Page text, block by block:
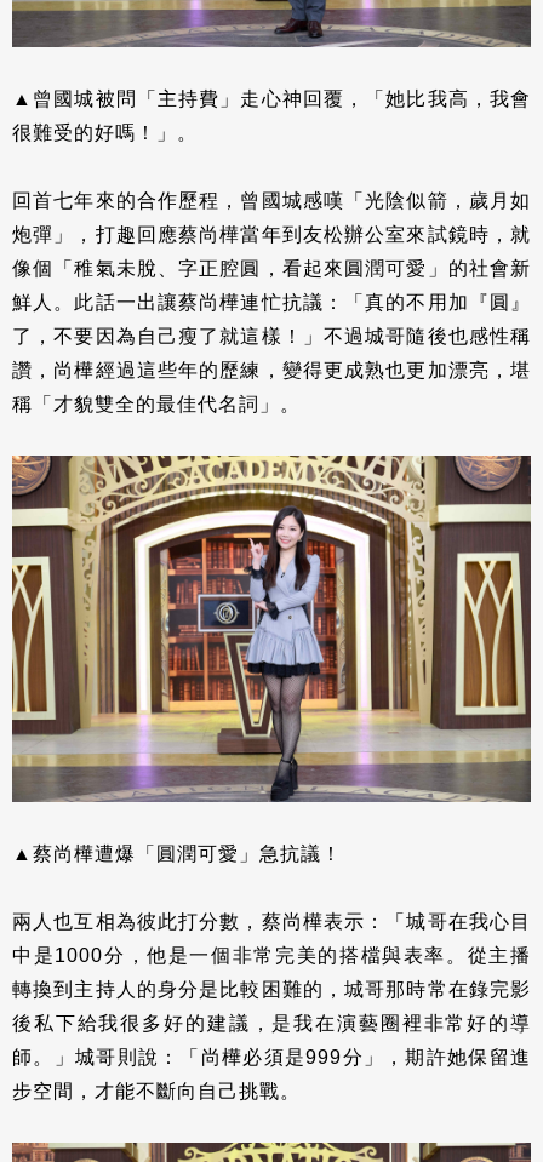
▲曾國城被問「主持費」走心神回覆，「她比我高，我會
很難受的好嗎！」。
回首七年來的合作歷程，曾國城感嘆「光陰似箭，歲月如
炮彈」，打趣回應蔡尚樺當年到友松辦公室來試鏡時，就
像個「稚氣未脫、字正腔圓，看起來圓潤可愛」的社會新
鮮人。此話一出讓蔡尚樺連忙抗議：「真的不用加『圓』
了，不要因為自己瘦了就這樣！」不過城哥隨後也感性稱
讚，尚樺經過這些年的歷練，變得更成熟也更加漂亮，堪
稱「才貌雙全的最佳代名詞」。
▲蔡尚樺遭爆「圓潤可愛」急抗議！
兩人也互相為彼此打分數，蔡尚樺表示：「城哥在我心目
中是1000分，他是一個非常完美的搭檔與表率。從主播
轉換到主持人的身分是比較困難的，城哥那時常在錄完影
後私下給我很多好的建議，是我在演藝圈裡非常好的導
師。」城哥則說：「尚樺必須是999分」，期許她保留進
步空間，才能不斷向自己挑戰。